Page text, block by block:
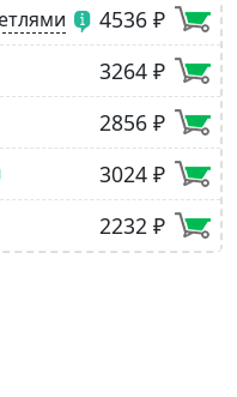
4536 ₽
3264 ₽
2856 ₽
3024 ₽
2232 ₽